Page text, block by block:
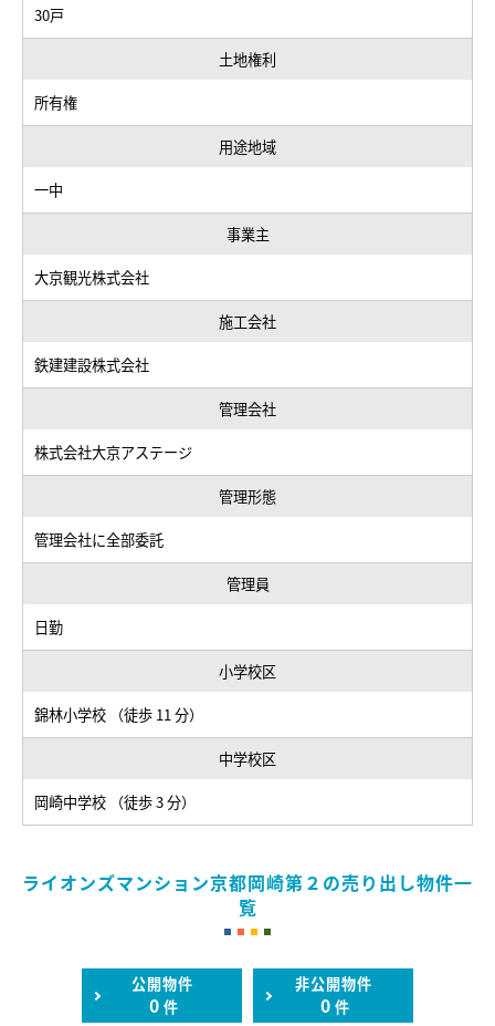
30戸
土地権利
所有権
用途地域
一中
事業主
大京観光株式会社
施工会社
鉄建建設株式会社
管理会社
株式会社大京アステージ
管理形態
管理会社に全部委託
管理員
日勤
小学校区
錦林小学校 （徒歩 11 分）
中学校区
岡崎中学校 （徒歩 3 分）
ライオンズマンション京都岡崎第２の売り出し物件一
覧
公開物件
0 件
非公開物件
0 件